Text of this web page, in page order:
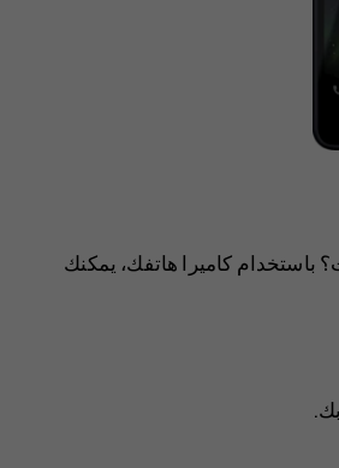
باستخدام كاميرا هاتفك، يمكنك